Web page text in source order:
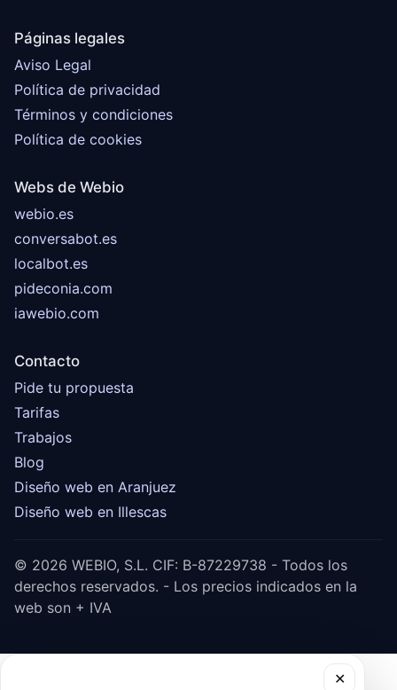
Páginas legales
Aviso Legal
Política de privacidad
Términos y condiciones
Política de cookies
Webs de Webio
webio.es
conversabot.es
localbot.es
pideconia.com
iawebio.com
Contacto
Pide tu propuesta
Tarifas
Trabajos
Blog
Diseño web en Aranjuez
Diseño web en Illescas
© 2026 WEBIO, S.L. CIF: B-87229738 - Todos los
derechos reservados. - Los precios indicados en la
web son + IVA
✕